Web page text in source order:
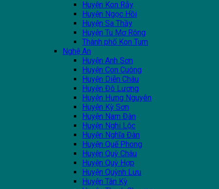
Huyện Kon Rẫy
Huyện Ngọc Hồi
Huyện Sa Thầy
Huyện Tu Mơ Rông
Thành phố Kon Tum
Nghệ An
Huyện Anh Sơn
Huyện Con Cuông
Huyện Diễn Châu
Huyện Đô Lương
Huyện Hưng Nguyên
Huyện Kỳ Sơn
Huyện Nam Đàn
Huyện Nghi Lộc
Huyện Nghĩa Đàn
Huyện Quế Phong
Huyện Quỳ Châu
Huyện Quỳ Hợp
Huyện Quỳnh Lưu
Huyện Tân Kỳ